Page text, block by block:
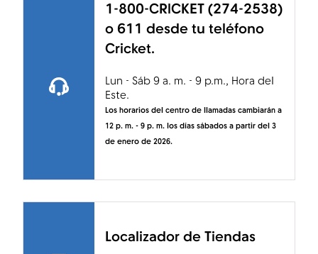
Menú
1-800-CRICKET (274-2538)
o 611 desde tu teléfono
Cricket.
Lun - Sáb 9 a. m. - 9 p.m., Hora del
Este.
Los horarios del centro de llamadas cambiarán a
12 p. m. - 9 p. m. los días sábados a partir del 3
de enero de 2026.
Localizador de Tiendas